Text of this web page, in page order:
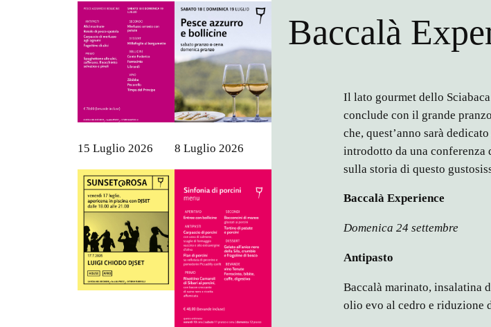
15 Luglio 2026 8 Luglio 2026
Baccalà
Il lato gourmet dello
conclude con il grande
che, quest’anno sarà
introdotto da una conferenza
sulla storia di questo
Baccalà Experience
Domenica 24 settembre
Antipasto
Baccalà marinato, insalatina
olio evo al cedro e riduzione